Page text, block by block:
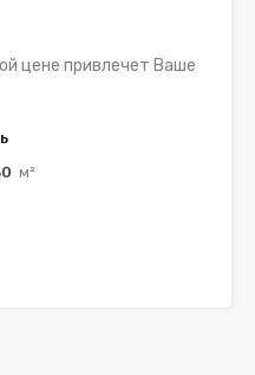
цене привлечет Ваше
м²